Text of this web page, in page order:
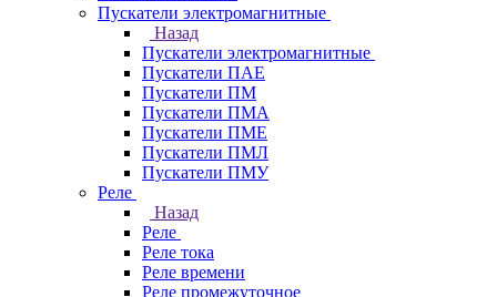
Пускатели электромагнитные
Назад
Пускатели электромагнитные
Пускатели ПАЕ
Пускатели ПМ
Пускатели ПМА
Пускатели ПМЕ
Пускатели ПМЛ
Пускатели ПМУ
Реле
Назад
Реле
Реле тока
Реле времени
Реле промежуточное